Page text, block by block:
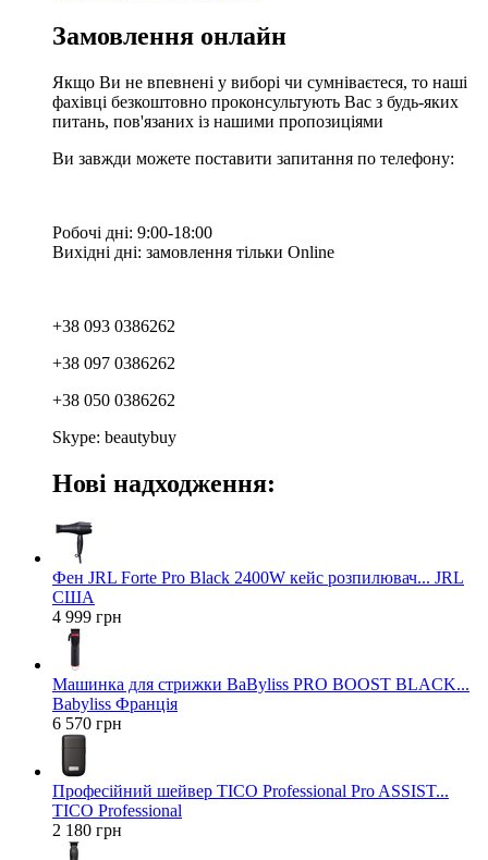
Замовлення онлайн
Якщо Ви не впевнені у виборі чи сумніваєтеся, то наші
фахівці безкоштовно проконсультують Вас з будь-яких
питань, пов'язаних із нашими пропозиціями
Ви завжди можете поставити запитання по телефону:
Робочі дні: 9:00-18:00
Вихідні дні: замовлення тільки Online
+38 093 0386262
+38 097 0386262
+38 050 0386262
Skype: beautybuy
Нові надходження:
Фен JRL Forte Pro Black 2400W кейс розпилювач... JRL
США
4 999 грн
Машинка для стрижки BaByliss PRO BOOST BLACK...
Babyliss Франція
6 570 грн
Професійний шейвер TICO Professional Pro ASSIST...
TICO Professional
2 180 грн